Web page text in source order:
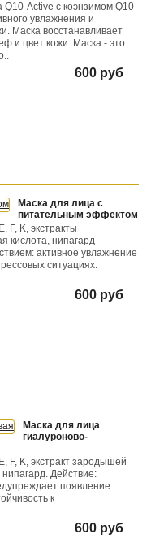
Active с коэнзимом Q10
увлажнения и
Маска восстанавливает
и цвет кожи. Маска - это
600 руб
Маска для лица c
питательным эффектом
F, K, экстракты
кислота, нипагард
активное увлажнение
ситуациях.
600 руб
Маска для лица
гиалуроново-
F, K, экстракт зародышей
Действие:
появление
к
600 руб